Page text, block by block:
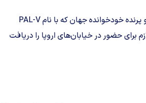
براساس آخرین اخبار منتشر شده اولین خودرو پرنده خودخوانده جهان که با نام PAL-V
حضور در خیابان‌های اروپا را دریافت